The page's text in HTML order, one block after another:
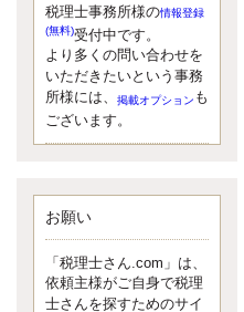
けることおおくなりました。受験申
し込み受け付け開始になるからです
ね。勉強したが、中途半端なので、
受験が無駄に思っている人もいるよ
うです。まず、私ならダメと思う前
に、全力で勝負してみたいです！
更新:2017年5月1日(神奈川県藤沢市)
---------------------
イクメン税理士による税金ブ
ログです。
なくて七クセ 目は口ほどにモノを言
う 色んなことわざがありますが、無
意識に出ている身体のサイン。 心理
学では、ちゃんと意味があるようで
税理士事務所様の情報登録
(無料)受付中です。
より多くの問い合わせを
いただきたいという事務
所様には、
掲載オプション も
ございます。
お願い
「税理士さん.com」は、
依頼主様がご自身で税理
士さんを探すためのサイ